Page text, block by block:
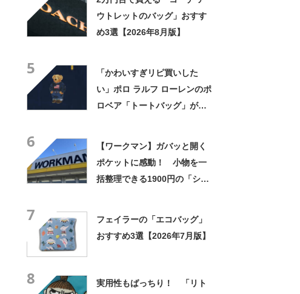
ウトレットのバッグ」おすす
め3選【2026年8月版】
5
「かわいすぎリピ買いした
い」ポロ ラルフ ローレンのポ
ロベア「トートバッグ」が人
6
【ワークマン】ガバッと開く
ポケットに感動！ 小物を一
括整理できる1900円の「ショ
7
フェイラーの「エコバッグ」
おすすめ3選【2026年7月版】
8
実用性もばっちり！ 「リト